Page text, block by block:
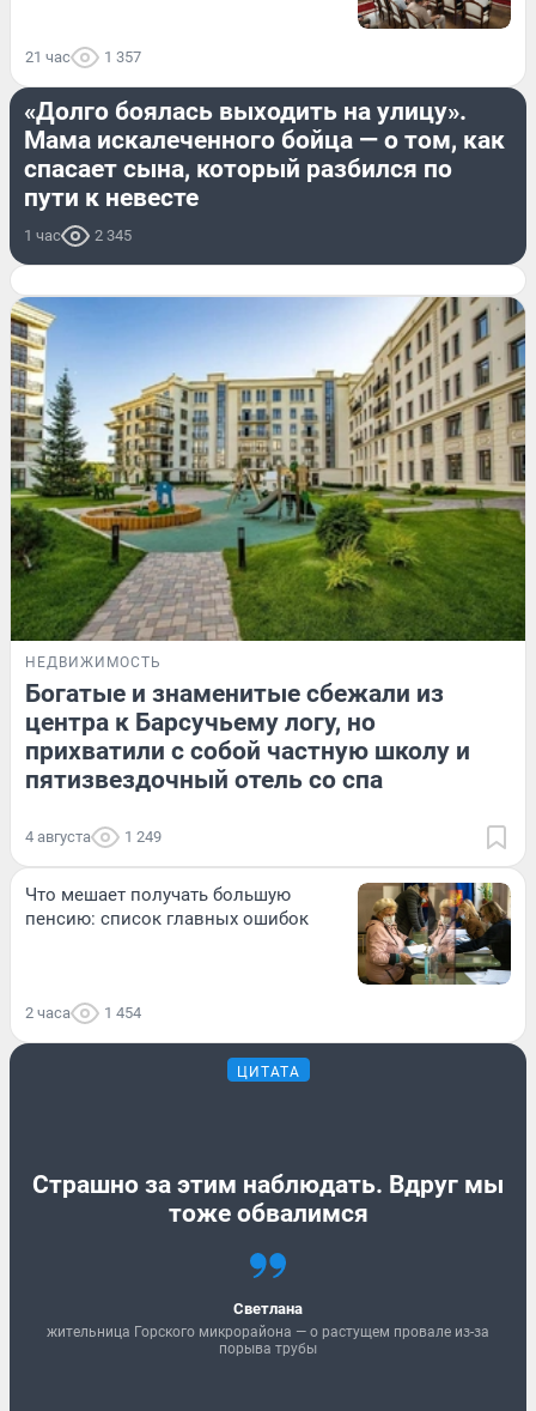
21 час 1 357
ЗДОРОВЬЕ
«Долго боялась выходить на улицу».
Мама искалеченного бойца — о том, как
спасает сына, который разбился по
пути к невесте
1 час 2 345
НЕДВИЖИМОСТЬ
Богатые и знаменитые сбежали из
центра к Барсучьему логу, но
прихватили с собой частную школу и
пятизвездочный отель со спа
4 августа 1 249
Что мешает получать большую
пенсию: список главных ошибок
2 часа 1 454
ЦИТАТА
Страшно за этим наблюдать. Вдруг мы
тоже обвалимся
Светлана
жительница Горского микрорайона — о растущем провале из-за
порыва трубы